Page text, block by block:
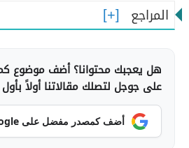
المراجع
هل يعجبك محتوانا؟ أضف موضوع
على جوجل لتصلك مقالاتنا أولاً
أضف كمصدر مفضل على Google